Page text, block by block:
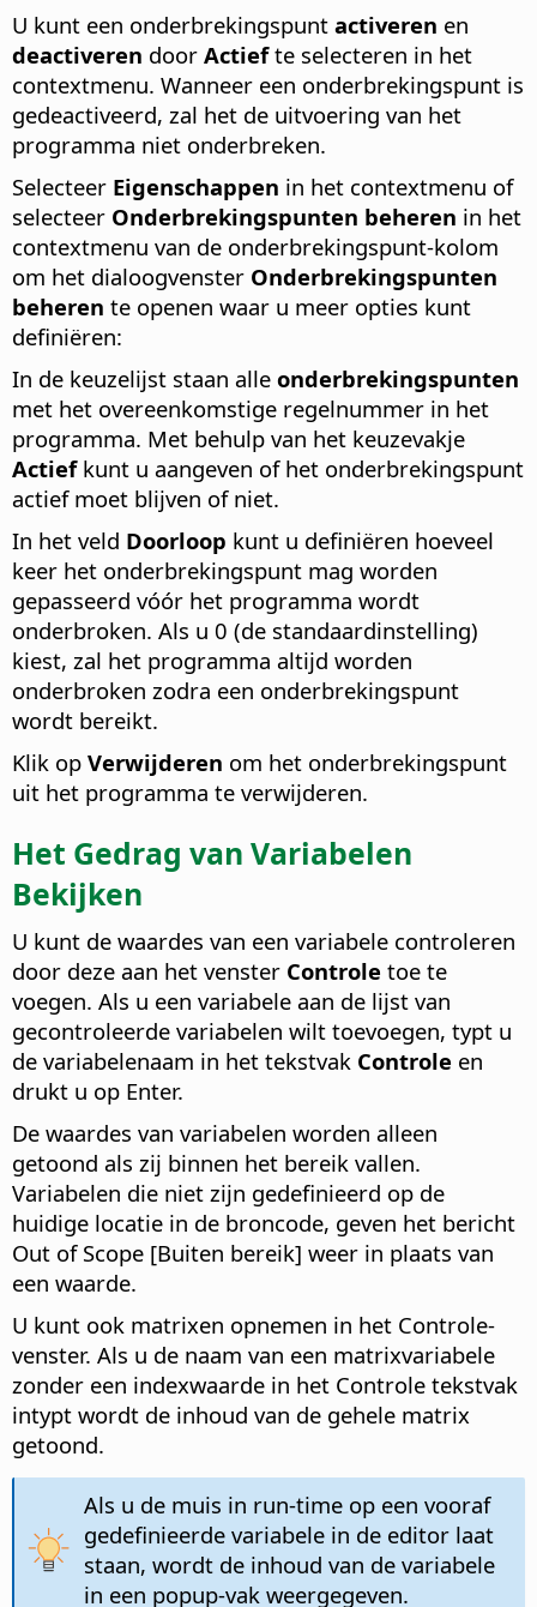
U kunt een onderbrekingspunt activeren en
deactiveren door Actiefte selecteren in het
contextmenu. Wanneer een onderbrekingspunt is
gedeactiveerd, zal het de uitvoering van het
programma niet onderbreken.
Selecteer Eigenschappen in het contextmenu of
selecteer Onderbrekingspunten beheren in het
contextmenu van de onderbrekingspunt-kolom
om het dialoogvenster Onderbrekingspunten
beheren te openen waar u meer opties kunt
definiëren:
In de keuzelijst staan alle onderbrekingspunten
met het overeenkomstige regelnummer in het
programma. Met behulp van het keuzevakje
Actiefkunt u aangeven of het onderbrekingspunt
actief moet blijven of niet.
In het veld Doorloop kunt u definiëren hoeveel
keer het onderbrekingspunt mag worden
gepasseerd vóór het programma wordt
onderbroken. Als u 0 (de standaardinstelling)
kiest, zal het programma altijd worden
onderbroken zodra een onderbrekingspunt
wordt bereikt.
Klik op Verwijderen om het onderbrekingspunt
uit het programma te verwijderen.
Het Gedrag van Variabelen
Bekijken
U kunt de waardes van een variabele controleren
door deze aan het venster Controle toe te
voegen. Als u een variabele aan de lijst van
gecontroleerde variabelen wilt toevoegen, typt u
de variabelenaam in het tekstvak Controle en
drukt u op Enter.
De waardes van variabelen worden alleen
getoond als zij binnen het bereik vallen.
Variabelen die niet zijn gedefinieerd op de
huidige locatie in de broncode, geven het bericht
Out of Scope [Buiten bereik] weer in plaats van
een waarde.
U kunt ook matrixen opnemen in het Controle-
venster. Als u de naam van een matrixvariabele
zonder een indexwaarde in het Controle tekstvak
intypt wordt de inhoud van de gehele matrix
getoond.
Als u de muis in run-time op een vooraf
gedefinieerde variabele in de editor laat
staan, wordt de inhoud van de variabele
in een popup-vak weergegeven.